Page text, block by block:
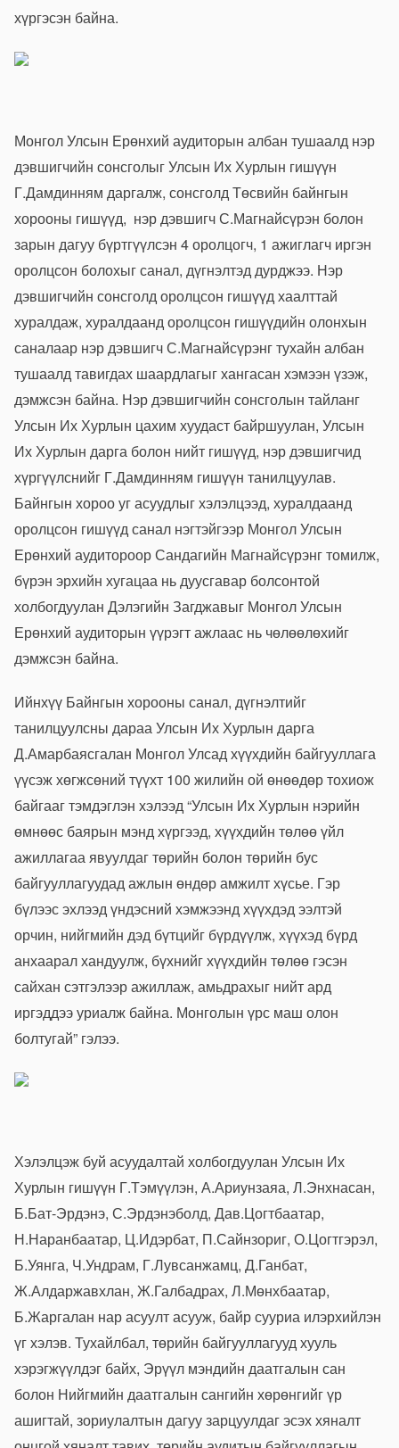
хүргэсэн байна.
Монгол Улсын Ерөнхий аудиторын албан тушаалд нэр
дэвшигчийн сонсголыг Улсын Их Хурлын гишүүн
Г.Дамдинням даргалж, сонсголд Төсвийн байнгын
хорооны гишүүд, нэр дэвшигч С.Магнайсүрэн болон
зарын дагуу бүртгүүлсэн 4 оролцогч, 1 ажиглагч иргэн
оролцсон болохыг санал, дүгнэлтэд дурджээ. Нэр
дэвшигчийн сонсголд оролцсон гишүүд хаалттай
хуралдаж, хуралдаанд оролцсон гишүүдийн олонхын
саналаар нэр дэвшигч С.Магнайсүрэнг тухайн албан
тушаалд тавигдах шаардлагыг хангасан хэмээн үзэж,
дэмжсэн байна. Нэр дэвшигчийн сонсголын тайланг
Улсын Их Хурлын цахим хуудаст байршуулан, Улсын
Их Хурлын дарга болон нийт гишүүд, нэр дэвшигчид
хүргүүлснийг Г.Дамдинням гишүүн танилцуулав.
Байнгын хороо уг асуудлыг хэлэлцээд, хуралдаанд
оролцсон гишүүд санал нэгтэйгээр Монгол Улсын
Ерөнхий аудитороор Сандагийн Магнайсүрэнг томилж,
бүрэн эрхийн хугацаа нь дуусгавар болсонтой
холбогдуулан Дэлэгийн Загджавыг Монгол Улсын
Ерөнхий аудиторын үүрэгт ажлаас нь чөлөөлөхийг
дэмжсэн байна.
Ийнхүү Байнгын хорооны санал, дүгнэлтийг
танилцуулсны дараа Улсын Их Хурлын дарга
Д.Амарбаясгалан Монгол Улсад хүүхдийн байгууллага
үүсэж хөгжсөний түүхт 100 жилийн ой өнөөдөр тохиож
байгааг тэмдэглэн хэлээд “Улсын Их Хурлын нэрийн
өмнөөс баярын мэнд хүргээд, хүүхдийн төлөө үйл
ажиллагаа явуулдаг төрийн болон төрийн бус
байгууллагуудад ажлын өндөр амжилт хүсье. Гэр
бүлээс эхлээд үндэсний хэмжээнд хүүхдэд ээлтэй
орчин, нийгмийн дэд бүтцийг бүрдүүлж, хүүхэд бүрд
анхаарал хандуулж, бүхнийг хүүхдийн төлөө гэсэн
сайхан сэтгэлээр ажиллаж, амьдрахыг нийт ард
иргэддээ уриалж байна. Монголын үрс маш олон
болтугай” гэлээ.
Хэлэлцэж буй асуудалтай холбогдуулан Улсын Их
Хурлын гишүүн Г.Тэмүүлэн, А.Ариунзаяа, Л.Энхнасан,
Б.Бат-Эрдэнэ, С.Эрдэнэболд, Дав.Цогтбаатар,
Н.Наранбаатар, Ц.Идэрбат, П.Сайнзориг, О.Цогтгэрэл,
Б.Уянга, Ч.Ундрам, Г.Лувсанжамц, Д.Ганбат,
Ж.Алдаржавхлан, Ж.Галбадрах, Л.Мөнхбаатар,
Б.Жаргалан нар асуулт асууж, байр сууриа илэрхийлэн
үг хэлэв. Тухайлбал, төрийн байгууллагууд хууль
хэрэгжүүлдэг байх, Эрүүл мэндийн даатгалын сан
болон Нийгмийн даатгалын сангийн хөрөнгийг үр
ашигтай, зориулалтын дагуу зарцуулдаг эсэх хяналт